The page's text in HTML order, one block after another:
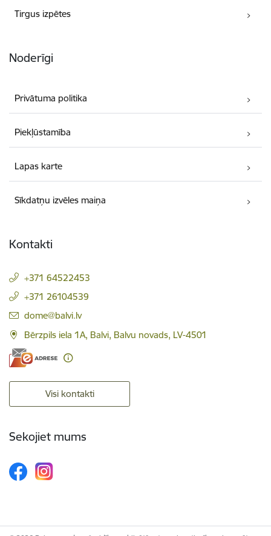
Tirgus izpētes
Noderīgi
Privātuma politika
Piekļūstamība
Lapas karte
Sīkdatņu izvēles maiņa
Kontakti
+371 64522453
+371 26104539
E-pasts:
dome@balvi.lv
Bērzpils iela 1A, Balvi, Balvu novads, LV-4501
Visi kontakti
Sekojiet mums